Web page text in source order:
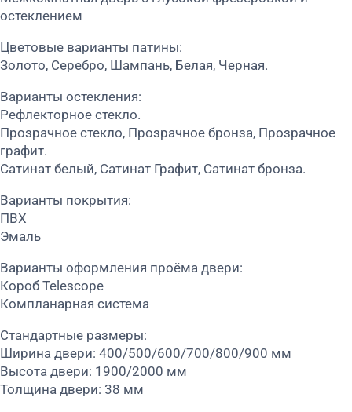
остеклением
Цветовые варианты патины:
Золото, Серебро, Шампань, Белая, Черная.
Варианты остекления:
Рефлекторное стекло.
Прозрачное стекло, Прозрачное бронза, Прозрачное
графит.
Сатинат белый, Сатинат Графит, Сатинат бронза.
Варианты покрытия:
ПВХ
Эмаль
Варианты оформления проёма двери:
Короб Telescope
Компланарная система
Стандартные размеры:
Ширина двери: 400/500/600/700/800/900 мм
Высота двери: 1900/2000 мм
Толщина двери: 38 мм